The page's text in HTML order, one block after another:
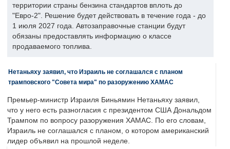
территории страны бензина стандартов вплоть до
"Евро-2". Решение будет действовать в течение года - до
1 июля 2027 года. Автозаправочные станции будут
обязаны предоставлять информацию о классе
продаваемого топлива.
Нетаньяху заявил, что Израиль не соглашался с планом
трамповского "Совета мира" по разоружению ХАМАС
Премьер-министр Израиля Биньямин Нетаньяху заявил,
что у него есть разногласия с президентом США Дональдом
Трампом по вопросу разоружения ХАМАС. По его словам,
Израиль не соглашался с планом, о котором американский
лидер объявил на прошлой неделе.